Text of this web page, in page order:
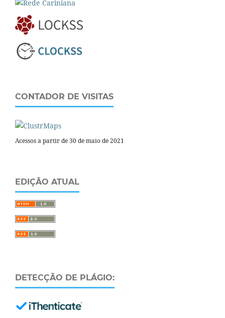
CONTADOR DE VISITAS
Acessos a partir de 30 de maio de 2021
EDIÇÃO ATUAL
DETECÇÃO DE PLÁGIO: